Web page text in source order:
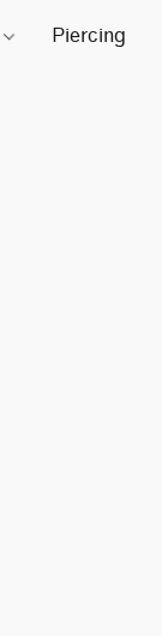
Piercing